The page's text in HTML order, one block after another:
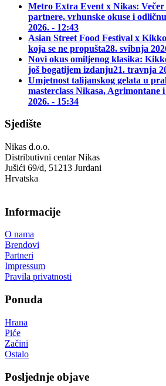
Metro Extra Event x Nikas:
partnere, vrhunske okuse i
2026. - 12:43
Asian Street Food Festival x
koja se ne propušta28. svibnja
Novi okus omiljenog klasika:
još bogatijem izdanju21. travnja
Umjetnost talijanskog gelata u
masterclass Nikasa, Agrimontane
2026. - 15:34
Sjedište
Nikas d.o.o.
Distributivni centar Nikas
Jušići 69/d, 51213 Jurdani
Hrvatska
Informacije
O nama
Brendovi
Partneri
Impressum
Pravila privatnosti
Ponuda
Hrana
Piće
Začini
Ostalo
Posljednje objave